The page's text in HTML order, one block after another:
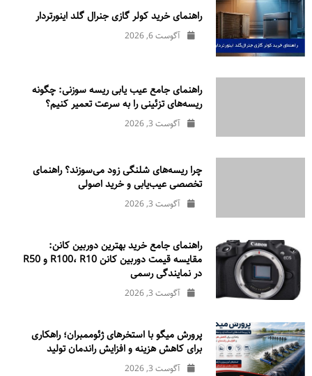
راهنمای خرید کولر گازی جنرال‌ گلد اینورتر‌دار
آگوست 6, 2026
راهنمای جامع عیب یابی ریسه سوزنی: چگونه
ریسه‌های تزئینی را به سرعت تعمیر کنیم؟
آگوست 3, 2026
چرا ریسه‌های شلنگی زود می‌سوزند؟ راهنمای
تخصصی عیب‌یابی و خرید اصولی
آگوست 3, 2026
راهنمای جامع خرید بهترین دوربین کانن:
مقایسه قیمت دوربین کانن R100، R10 و R50
در نمایندگی رسمی
آگوست 3, 2026
پرورش میگو با استخرهای ژئوممبران؛ راهکاری
برای کاهش هزینه و افزایش راندمان تولید
آگوست 3, 2026